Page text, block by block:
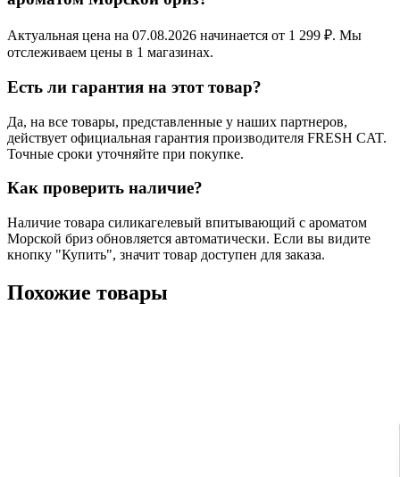
Актуальная цена на 07.08.2026 начинается от 1 299 ₽. Мы
отслеживаем цены в 1 магазинах.
Есть ли гарантия на этот товар?
Да, на все товары, представленные у наших партнеров,
действует официальная гарантия производителя FRESH CAT.
Точные сроки уточняйте при покупке.
Как проверить наличие?
Наличие товара силикагелевый впитывающий с ароматом
Морской бриз обновляется автоматически. Если вы видите
кнопку "Купить", значит товар доступен для заказа.
Похожие товары